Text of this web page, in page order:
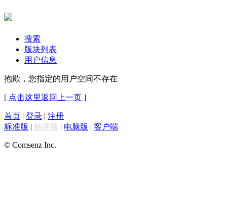
搜索
版块列表
用户信息
抱歉，您指定的用户空间不存在
[ 点击这里返回上一页 ]
首页 | 登录 | 注册
标准版 | 触屏版 | 电脑版 | 客户端
© Comsenz Inc.